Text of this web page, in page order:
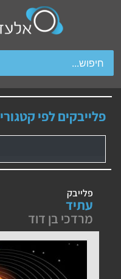
with swipe gestures.
פלייבקים לפי
פלייבק
עתיד
מרדכי בן דוד